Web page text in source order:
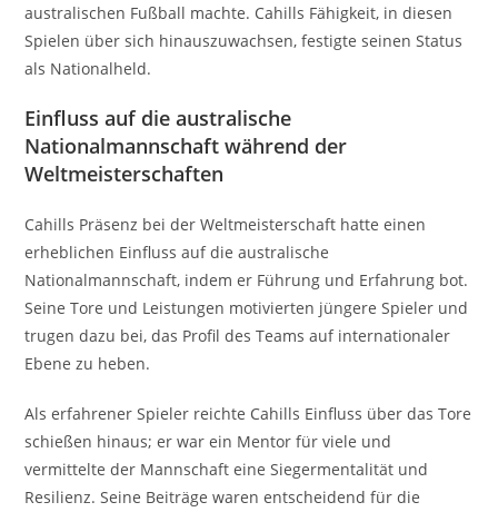
australischen Fußball machte. Cahills Fähigkeit, in diesen
Spielen über sich hinauszuwachsen, festigte seinen Status
als Nationalheld.
Einfluss auf die australische
Nationalmannschaft während der
Weltmeisterschaften
Cahills Präsenz bei der Weltmeisterschaft hatte einen
erheblichen Einfluss auf die australische
Nationalmannschaft, indem er Führung und Erfahrung bot.
Seine Tore und Leistungen motivierten jüngere Spieler und
trugen dazu bei, das Profil des Teams auf internationaler
Ebene zu heben.
Als erfahrener Spieler reichte Cahills Einfluss über das Tore
schießen hinaus; er war ein Mentor für viele und
vermittelte der Mannschaft eine Siegermentalität und
Resilienz. Seine Beiträge waren entscheidend für die